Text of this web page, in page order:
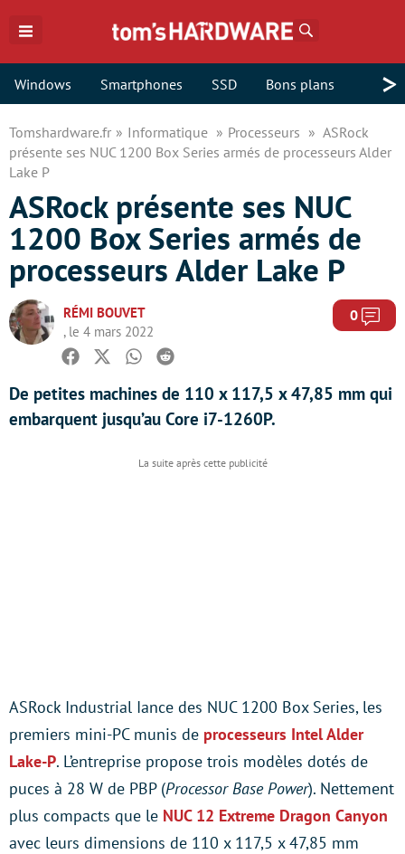
Windows Smartphones SSD Bons plans >
Tomshardware.fr Informatique Processeurs
ASRock
présente ses NUC 1200 Box Series armés de processeurs Alder
Lake P
ASRock présente ses NUC
1200 Box Series armés de
processeurs Alder Lake P
RÉMI BOUVET
, le 4 mars 2022
0
Facebook
TwitterWhatsapp
Reddit
De petites machines de 110 x 117,5 x 47,85 mm qui
embarquent jusqu’au Core i7-1260P.
ASRock Industrial Iance des NUC 1200 Box Series, les
premiers mini-PC munis de processeurs Intel Alder
Lake-P. L’entreprise propose trois modèles dotés de
puces à 28 W de PBP (Processor Base Power). Nettement
plus compacts que le NUC 12 Extreme Dragon Canyon
avec leurs dimensions de 110 x 117,5 x 47,85 mm